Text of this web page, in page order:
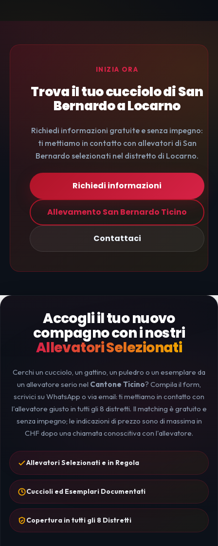
INIZIA ORA
Trova il tuo cucciolo di San
Bernardo a Locarno
Richiedi informazioni gratuite e senza impegno:
ti mettiamo in contatto con allevatori di San
Bernardo selezionati nel distretto di Locarno.
Richiedi informazioni
Allevamento San Bernardo Ticino
Contattaci
Accogli il tuo nuovo
compagno con i nostri
Allevatori Selezionati
Cerchi un cucciolo, un gattino, un puledro o un esemplare da
un allevatore serio nel Cantone Ticino? Compila il form,
scrivici su WhatsApp o via email: ti mettiamo in contatto con
l'allevatore giusto in tutti gli 8 distretti. Il matching è gratuito e
senza impegno; le indicazioni di prezzo sono di massima in
CHF dopo una chiamata conoscitiva con l'allevatore.
Allevatori Selezionati e in Regola
Cuccioli ed Esemplari Documentati
Copertura in tutti gli 8 Distretti